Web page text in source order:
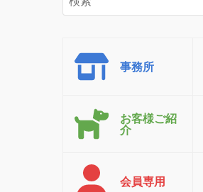
事務所
お客様ご紹
介
会員専用